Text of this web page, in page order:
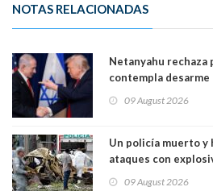
NOTAS RELACIONADAS
Netanyahu rechaza
contempla desarme
09 August 2026
Un policía muerto
ataques con
09 August 2026